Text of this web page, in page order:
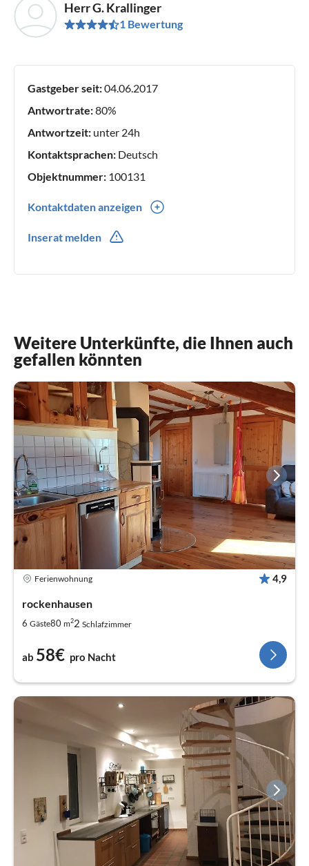
Herr G. Krallinger
1 Bewertung
Gastgeber seit:04.06.2017
Antwortrate:80%
Antwortzeit: unter 24h
Kontaktsprachen: Deutsch
Objektnummer: 100131
Kontaktdaten anzeigen
Inserat melden
Weitere Unterkünfte, die Ihnen auch
gefallen könnten
Ferienwohnung 4,9
rockenhausen
6 Gäste80 m22 Schlafzimmer
ab 58€ pro Nacht